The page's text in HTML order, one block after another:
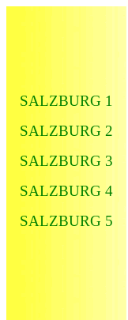
SALZBURG 1
SALZBURG 2
SALZBURG 3
SALZBURG 4
SALZBURG 5